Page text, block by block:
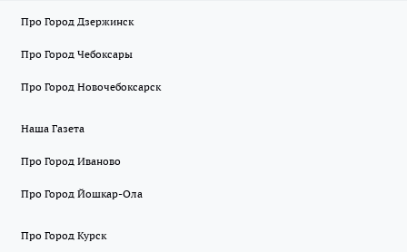
Про Город Дзержинск
Про Город Чебоксары
Про Город Новочебоксарск
Наша Газета
Про Город Иваново
Про Город Йошкар-Ола
Про Город Курск